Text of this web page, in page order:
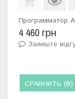
Программатор
4 460 грн
Залиште
СРАВНИТЬ (0)